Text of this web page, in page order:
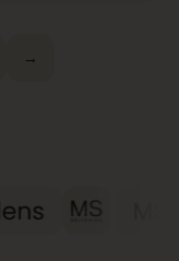
→